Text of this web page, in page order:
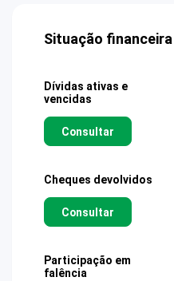
Situação financeira
Dívidas ativas e
vencidas
Consultar
Cheques devolvidos
Consultar
Participação em
falência